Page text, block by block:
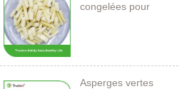
congelées pour
Asperges vertes